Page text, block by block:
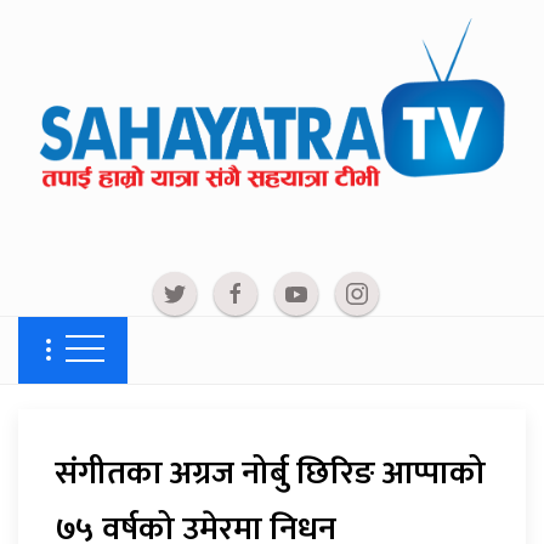
संगीतका अग्रज नोर्बु छिरिङ आप्पाको
७५ वर्षको उमेरमा निधन